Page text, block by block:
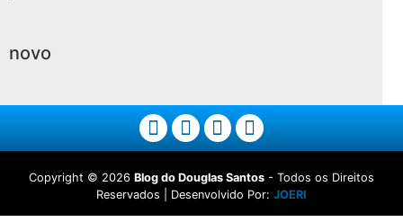
novo
Copyright © 2026 Blog do Douglas Santos - Todos os Direitos
Reservados | Desenvolvido Por: JOERI